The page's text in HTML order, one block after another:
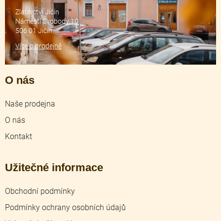
O nás
Naše prodejna
O nás
Kontakt
Užitečné informace
Obchodní podmínky
Podmínky ochrany osobních údajů
Zlatnictví Jičín
Náměstí Svobody 10
506 01 Jičín
Více o prodejně